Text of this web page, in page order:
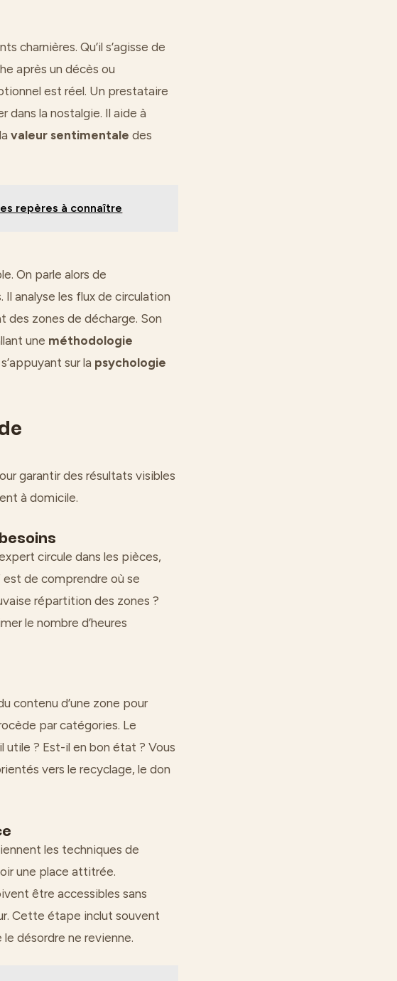
charnières. Qu’il s’agisse de
après un décès ou
est réel. Un prestataire
dans la nostalgie. Il aide à
valeur sentimentale des
repères à connaître
On parle alors de
analyse les flux de circulation
zones de décharge. Son
une méthodologie
sur la psychologie
garantir des résultats visibles
à domicile.
circule dans les pièces,
est de comprendre où se
répartition des zones ?
le nombre d’heures
contenu d’une zone pour
par catégories. Le
utile ? Est-il en bon état ? Vous
vers le recyclage, le don
les techniques de
une place attitrée.
être accessibles sans
Cette étape inclut souvent
désordre ne revienne.